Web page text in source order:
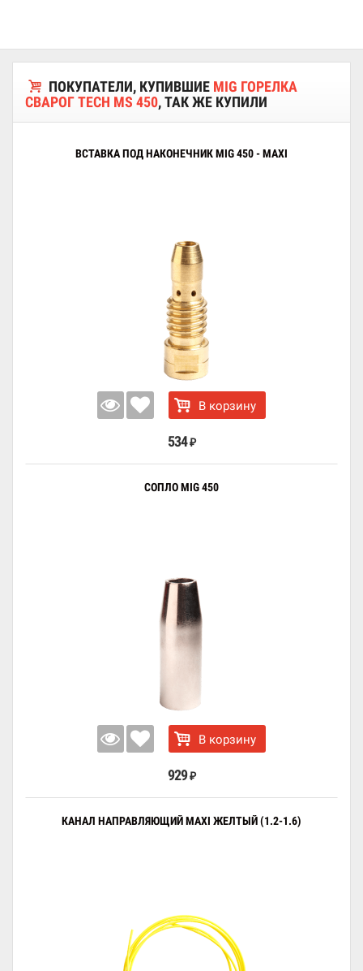
ПОКУПАТЕЛИ, КУПИВШИЕ MIG ГОРЕЛКА
СВАРОГ TECH MS 450, ТАК ЖЕ КУПИЛИ
ВСТАВКА ПОД НАКОНЕЧНИК MIG 450 - MAXI
В корзину
534 ₽
СОПЛО MIG 450
В корзину
929 ₽
КАНАЛ НАПРАВЛЯЮЩИЙ MAXI ЖЕЛТЫЙ (1.2-1.6)